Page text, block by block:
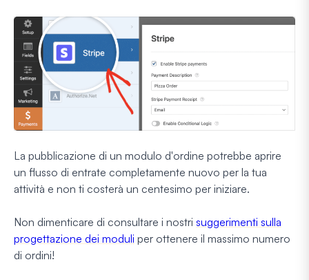
La pubblicazione di un modulo d'ordine potrebbe aprire
un flusso di entrate completamente nuovo per la tua
attività e non ti costerà un centesimo per iniziare.
Non dimenticare di consultare i nostri suggerimenti sulla
progettazione dei moduli per ottenere il massimo numero
di ordini!